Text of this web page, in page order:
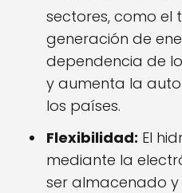
sectores, como el
generación de
dependencia de
y aumenta la
los países.
Flexibilidad: El
mediante la
ser almacenado y